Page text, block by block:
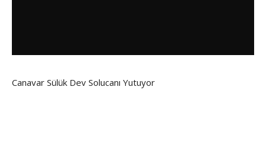
Canavar Sülük Dev Solucanı Yutuyor